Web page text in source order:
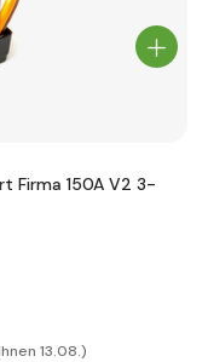
Firma 150A V2 3-
13.08.)